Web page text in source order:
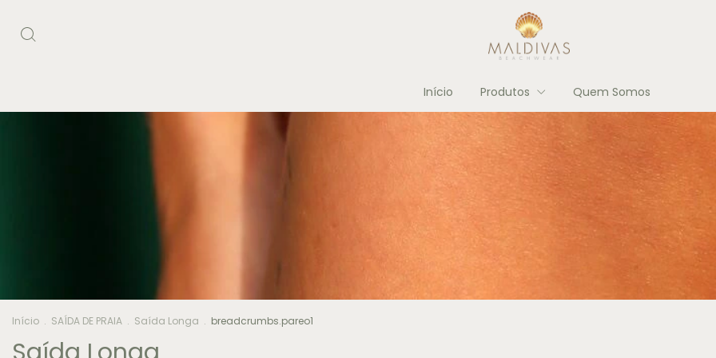
Início Produtos Quem Somos
Início . SAÍDA DE PRAIA . Saída Longa . breadcrumbs.pareo1